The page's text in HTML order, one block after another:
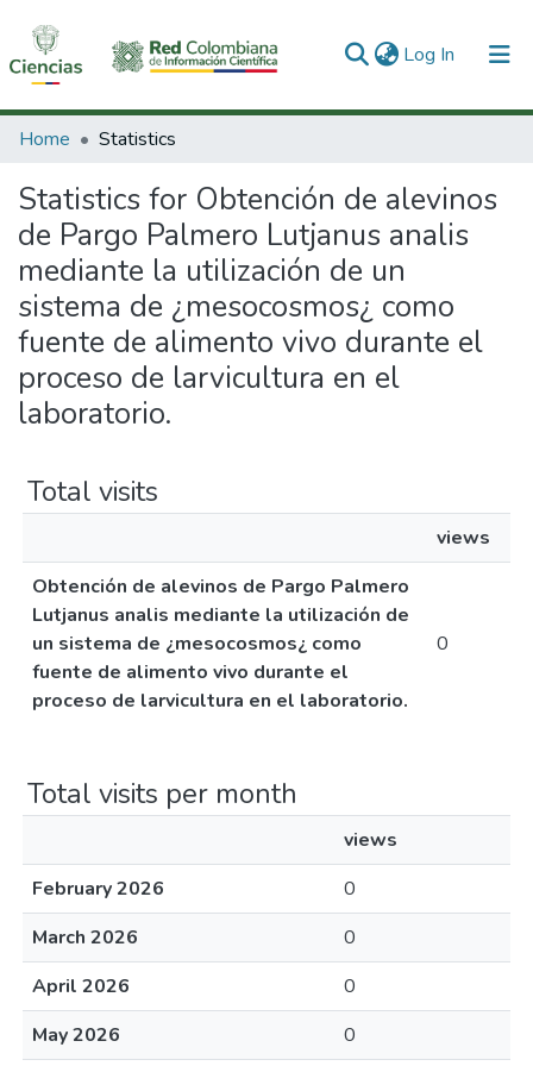
Log In (current)
Communities & Collections
All of DSpace
Home Statistics
Statistics for Obtención de alevinos
de Pargo Palmero Lutjanus analis
mediante la utilización de un
sistema de ¿mesocosmos¿ como
fuente de alimento vivo durante el
proceso de larvicultura en el
laboratorio.
Total visits
views
Obtención de alevinos de Pargo Palmero
Lutjanus analis mediante la utilización de
un sistema de ¿mesocosmos¿ como
fuente de alimento vivo durante el
proceso de larvicultura en el laboratorio.
0
Total visits per month
views
February 2026
0
March 2026
0
April 2026
0
May 2026
0